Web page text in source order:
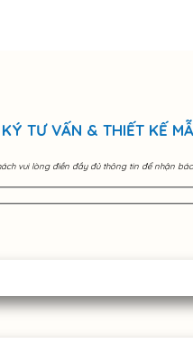
TƯ VẤN & THIẾT KẾ
vui lòng điền đầy đủ thông tin để nhận